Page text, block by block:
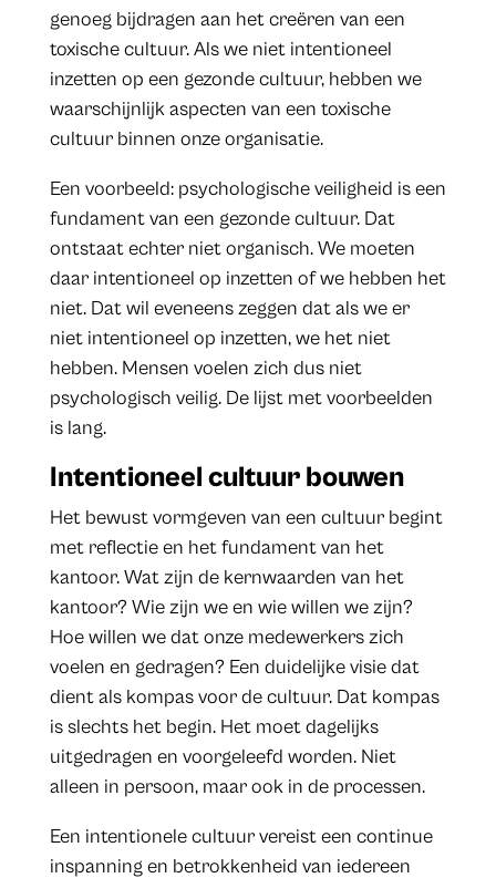
genoeg bijdragen aan het creëren van een
toxische cultuur. Als we niet intentioneel
inzetten op een gezonde cultuur, hebben we
waarschijnlijk aspecten van een toxische
cultuur binnen onze organisatie.
Een voorbeeld: psychologische veiligheid is een
fundament van een gezonde cultuur. Dat
ontstaat echter niet organisch. We moeten
daar intentioneel op inzetten of we hebben het
niet. Dat wil eveneens zeggen dat als we er
niet intentioneel op inzetten, we het niet
hebben. Mensen voelen zich dus niet
psychologisch veilig. De lijst met voorbeelden
is lang.
Intentioneel cultuur bouwen
Het bewust vormgeven van een cultuur begint
met reflectie en het fundament van het
kantoor. Wat zijn de kernwaarden van het
kantoor? Wie zijn we en wie willen we zijn?
Hoe willen we dat onze medewerkers zich
voelen en gedragen? Een duidelijke visie dat
dient als kompas voor de cultuur. Dat kompas
is slechts het begin. Het moet dagelijks
uitgedragen en voorgeleefd worden. Niet
alleen in persoon, maar ook in de processen.
Een intentionele cultuur vereist een continue
inspanning en betrokkenheid van iedereen